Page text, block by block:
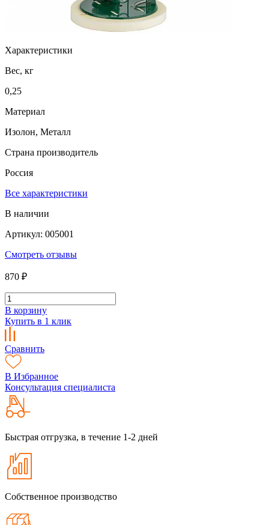
Характеристики
Вес, кг
0,25
Материал
Изолон, Металл
Страна производитель
Россия
Все характеристики
В наличии
Артикул: 005001
Смотреть отзывы
870 ₽
В корзину
Купить в 1 клик
Сравнить
В Избранное
Консультация специалиста
Быстрая отгрузка, в течение 1-2 дней
Собственное производство